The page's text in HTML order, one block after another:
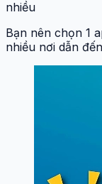
nhiều
Bạn nên chọn 1
nhiều nơi dẫn